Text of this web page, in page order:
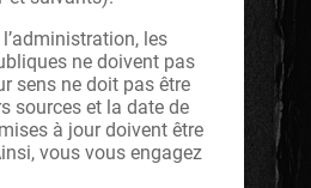
les
ne doivent pas
sens ne doit pas être
sources et la date de
à jour doivent être
vous vous engagez